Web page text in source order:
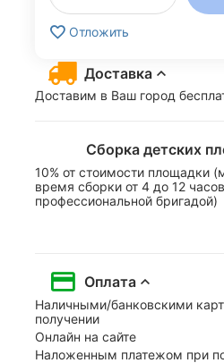
Отложить
Доставка
Доставим в Ваш город
Сборка детских
10% от стоимости площадки
время сборки от 4 до 12 часов
профессиональной бригадой)
Оплата
Наличными/банковскими
получении
Онлайн на сайте
Наложенным платежом при